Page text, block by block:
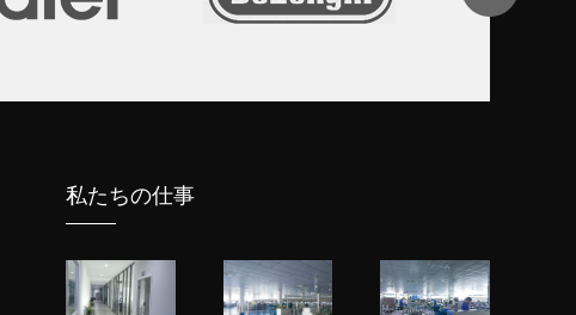
私たちの仕事